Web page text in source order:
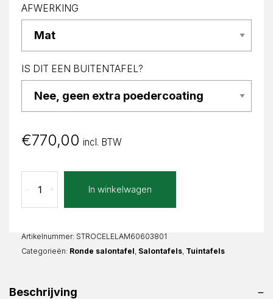
AFWERKING
IS DIT EEN BUITENTAFEL?
€770,00 incl. BTW
Marrone
Celeste
aantal
+
- In winkelwagen
Artikelnummer: STROCELELAM60603801
Categorieën: Ronde salontafel Salontafels Tuintafels
Beschrijving